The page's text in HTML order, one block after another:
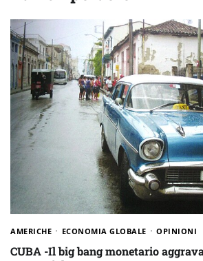
AMERICHE ECONOMIA GLOBALE OPINIONI
CUBA -Il big bang monetario